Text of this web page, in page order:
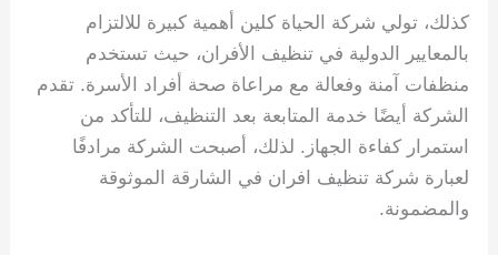
كذلك، تولي شركة الحياة كلين أهمية كبيرة للالتزام
بالمعايير الدولية في تنظيف الأفران، حيث تستخدم
منظفات آمنة وفعالة مع مراعاة صحة أفراد الأسرة. تقدم
الشركة أيضًا خدمة المتابعة بعد التنظيف، للتأكد من
استمرار كفاءة الجهاز. لذلك، أصبحت الشركة مرادفًا
لعبارة شركة تنظيف افران في الشارقة الموثوقة
والمضمونة.